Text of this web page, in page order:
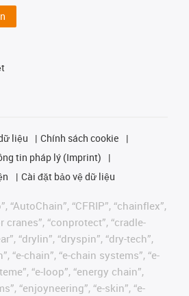
liệu
Chính sách cookie
tin pháp lý (Imprint)
Cài đặt bảo vệ dữ liệu
“AutoChain”, “CFRIP”, “chainflex”,
cranes”, “conprotect”, “cradle-
“drylin”, “dryspin”, “dry-tech”,
“e-chain”, “e-chain systems”, “e-
“e-loop”, “energy chain”,
“enjoyneering”, “e-skin”, “e-